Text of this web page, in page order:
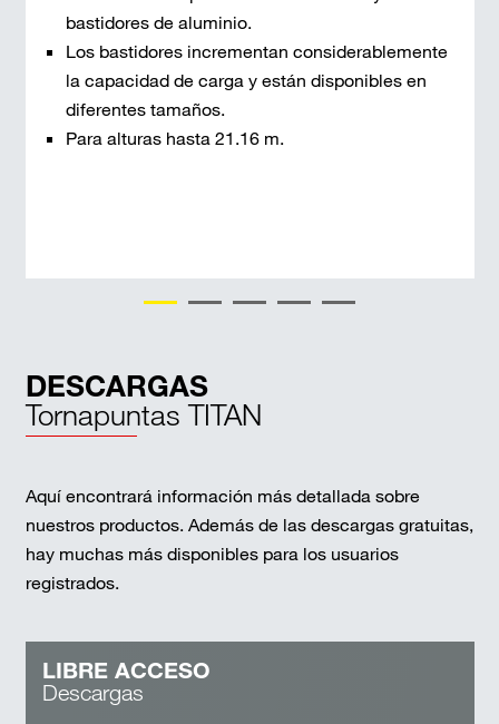
bastidores de aluminio.
Los bastidores incrementan considerablemente
la capacidad de carga y están disponibles en
diferentes tamaños.
Para alturas hasta 21.16 m.
DESCARGAS
Tornapuntas TITAN
Aquí encontrará información más detallada sobre
nuestros productos. Además de las descargas gratuitas,
hay muchas más disponibles para los usuarios
registrados.
LIBRE ACCESO
Descargas